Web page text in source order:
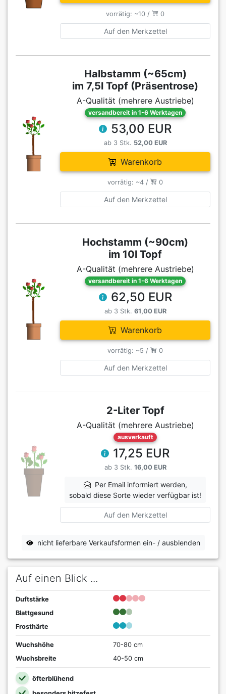
vorrätig: ~10 / 0
Auf den Merkzettel
Halbstamm (~65cm)
im 7,5l Topf (Präsentrose)
A-Qualität (mehrere Austriebe)
versandbereit in 1-6 Werktagen
53,00 EUR
ab 3 Stk. 52,00 EUR
Warenkorb
vorrätig: ~4 / 0
Auf den Merkzettel
Hochstamm (~90cm)
im 10l Topf
A-Qualität (mehrere Austriebe)
versandbereit in 1-6 Werktagen
62,50 EUR
ab 3 Stk. 61,00 EUR
Warenkorb
vorrätig: ~5 / 0
Auf den Merkzettel
2-Liter Topf
A-Qualität (mehrere Austriebe)
ausverkauft
17,25 EUR
ab 3 Stk. 16,00 EUR
Per Email informiert werden,
sobald diese Sorte wieder verfügbar ist!
Auf den Merkzettel
nicht lieferbare Verkaufsformen ein- / ausblenden
Auf einen Blick ...
Duftstärke
Blattgesund
Frosthärte
Wuchshöhe
70-80 cm
Wuchsbreite
40-50 cm
öfterblühend